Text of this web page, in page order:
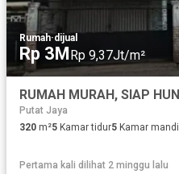
Rumah·dijual
Rp 3MRp 9,37Jt/m²
Putat Jaya
320 m²5 Kamar tidur5 Kamar mandi
Pertama kali dilihat 2 minggu lalu